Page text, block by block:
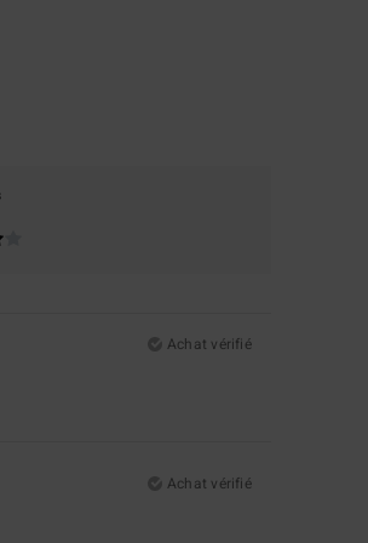
Achat vérifié
Achat vérifié